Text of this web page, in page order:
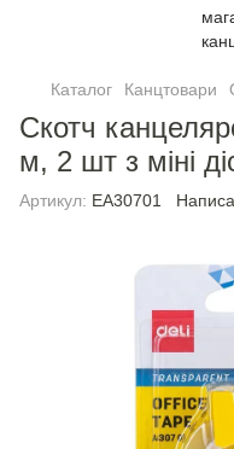
Каталог Канцтовари
Скотч
м, 2 шт з мiнi
Артикул: EA30701